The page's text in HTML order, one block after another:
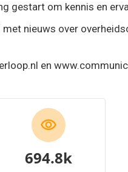
gestart om kennis en
nieuws over
en
804.2k